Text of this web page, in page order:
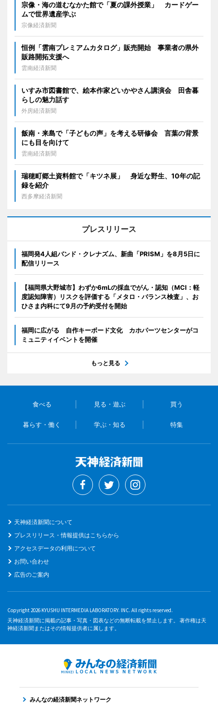
宗像・海の道むなかた館で「夏の課外授業」 カードゲー
ムで世界遺産学ぶ
宗像経済新聞
恒例「雲南プレミアムカタログ」販売開始 事業者の県外
販路開拓支援へ
雲南経済新聞
いすみ市図書館で、絵本作家どいかやさん講演会 田舎暮
らしの魅力話す
外房経済新聞
飯南・来島で「子どもの声」を考える研修会 言葉の背景
にも目を向けて
雲南経済新聞
瑞穂町郷土資料館で「キツネ展」 身近な野生、10年の記
録を紹介
西多摩経済新聞
プレスリリース
福岡発4人組バンド・クレナズム、新曲「PRISM」を8月5日に
配信リリース
【福岡県大野城市】わずか6mLの採血でがん・認知（MCI：軽
度認知障害）リスクを評価する「メタロ・バランス検査」、お
ひさま内科にて9月の予約受付を開始
福岡に広がる 自作キーボード文化 カホパーツセンターがコ
ミュニティイベントを開催
もっと見る
食べる 見る・遊ぶ 買う
暮らす・働く 学ぶ・知る 特集
天神経済新聞について
プレスリリース・情報提供はこちらから
アクセスデータの利用について
お問い合わせ
広告のご案内
Copyright 2026 KYUSHU INTERMEDIA LABORATORY. INC. All rights reserved.
天神経済新聞に掲載の記事・写真・図表などの無断転載を禁止します。 著作権は天
神経済新聞またはその情報提供者に属します。
みんなの経済新聞ネットワーク